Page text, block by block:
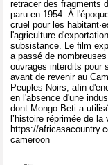
retracer des fragments
paru en 1954. À
cruel pour les
l'agriculture
subsistance. Le film
a passé de
ouvrages interdits pour
avant de revenir au
Peuples Noirs, afin
en l'absence d'une
dont Mongo Beti a
l’histoire réprimée de
https://
cameroon